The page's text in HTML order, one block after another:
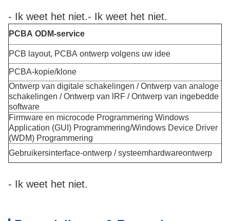
- Ik weet het niet.- Ik weet het niet.
PCBA ODM-service
PCB layout, PCBA ontwerp volgens uw idee
PCBA-kopie/klone
Ontwerp van digitale schakelingen / Ontwerp van analoge
schakelingen / Ontwerp van lRF / Ontwerp van ingebedde
software
Firmware en microcode Programmering Windows
Application (GUI) Programmering/Windows Device Driver
(WDM) Programmering
Gebruikersinterface-ontwerp / systeemhardwareontwerp
- Ik weet het niet.